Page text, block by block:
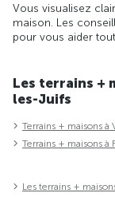
Vous visualisez
maison. Les
pour vous aider
Les terrains +
les-Juifs
Terrains + maisons à
Terrains + maisons à
Les terrains +